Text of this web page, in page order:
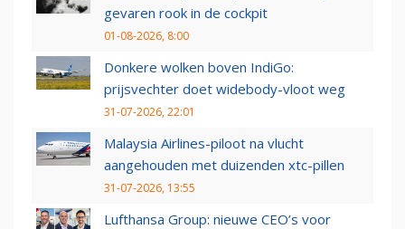
gevaren rook in de cockpit
01-08-2026, 8:00
Donkere wolken boven IndiGo:
prijsvechter doet widebody-vloot weg
31-07-2026, 22:01
Malaysia Airlines-piloot na vlucht
aangehouden met duizenden xtc-pillen
31-07-2026, 13:55
Lufthansa Group: nieuwe CEO’s voor